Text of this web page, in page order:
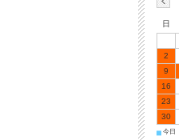
日
2
9
16
23
30
■ 今日